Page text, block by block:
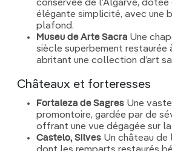
conservée de l’Algarve, dotée
élégante simplicité, avec une
plafond.
Museu de Arte Sacra Une
siècle superbement restaurée
abritant une collection d’art
Châteaux et forteresses
Fortaleza de Sagres Une
promontoire, gardée par de
offrant une vue dégagée sur
Castelo, Silves Un château de